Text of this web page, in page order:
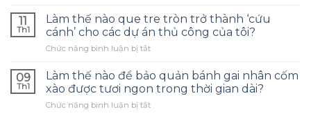
đậm?
Tôi
học
gì
sau
Câu
Lure
Phù
Cho
Người
Bắt
sao
khoai
tây
mắm
Đà
Lạt
ỉu,
11
Th1
Làm thế nào que tre tròn trở thành ‘cứu
cánh’ cho các dự án thủ công của tôi?
Chức năng bình luận bị tắtở
thế
nào
que
tre
09
Th1
Làm thế nào để bảo quản bánh gai nhân cốm
xào được tươi ngon trong thời gian dài?
Chức năng bình luận bị tắtở